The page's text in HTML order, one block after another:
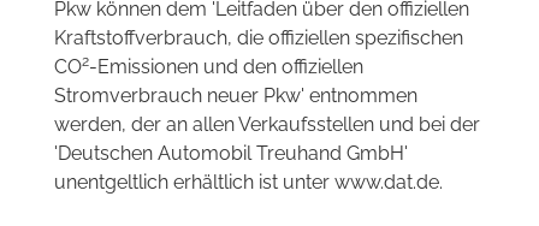
Pkw können dem 'Leitfaden über den offiziellen
Kraftstoffverbrauch, die offiziellen spezifischen
CO2-Emissionen und den offiziellen
Stromverbrauch neuer Pkw' entnommen
werden, der an allen Verkaufsstellen und bei der
'Deutschen Automobil Treuhand GmbH'
unentgeltlich erhältlich ist unter www.dat.de.